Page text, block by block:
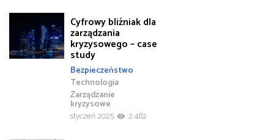
Cyfrowy bliźniak dla
zarządzania
kryzysowego – case
study
Bezpieczeństwo
Technologia
Zarządzanie
kryzysowe
styczeń 2025
2 482